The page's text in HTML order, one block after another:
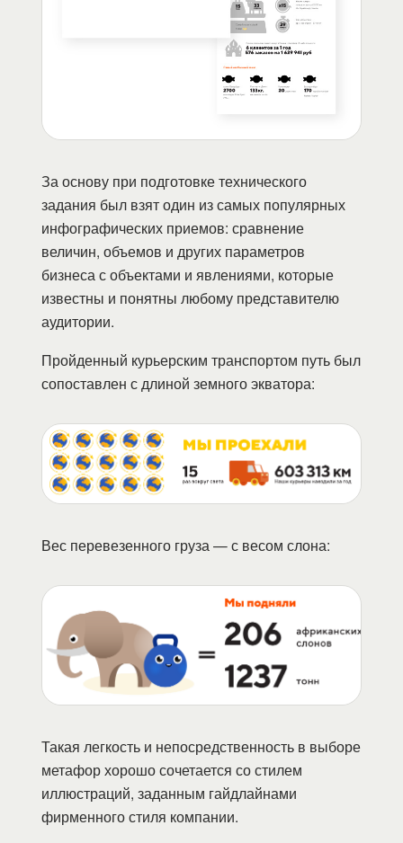
За основу при подготовке технического
задания был взят один из самых популярных
инфографических приемов: сравнение
величин, объемов и других параметров
бизнеса с объектами и явлениями, которые
известны и понятны любому представителю
аудитории.
Пройденный курьерским транспортом путь был
сопоставлен с длиной земного экватора:
Вес перевезенного груза — с весом слона:
Такая легкость и непосредственность в выборе
метафор хорошо сочетается со стилем
иллюстраций, заданным гайдлайнами
фирменного стиля компании.